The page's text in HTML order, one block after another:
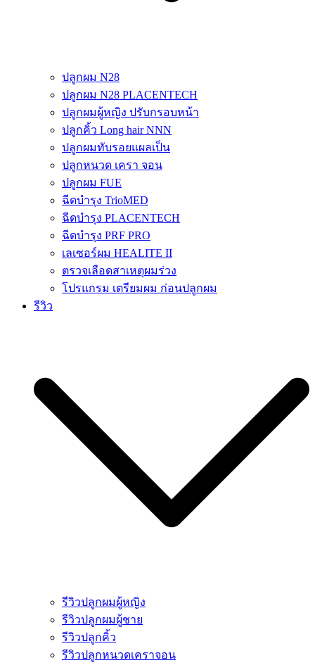
ปลูกผม N28
ปลูกผม N28 PLACENTECH
ปลูกผมผู้หญิง ปรับกรอบหน้า
ปลูกคิ้ว Long hair NNN
ปลูกผมทับรอยแผลเป็น
ปลูกหนวด เครา จอน
ปลูกผม FUE
ฉีดบำรุง TrioMED
ฉีดบำรุง PLACENTECH
ฉีดบำรุง PRF PRO
เลเซอร์ผม HEALITE II
ตรวจเลือดสาเหตุผมร่วง
โปรแกรม เตรียมผม ก่อนปลูกผม
รีวิว
รีวิวปลูกผมผู้หญิง
รีวิวปลูกผมผู้ชาย
รีวิวปลูกคิ้ว
รีวิวปลูกหนวดเคราจอน